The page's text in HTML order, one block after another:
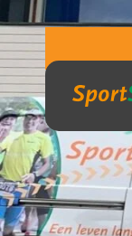
Sla navigatie over